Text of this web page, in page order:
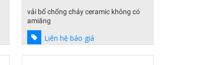
vải bố chống cháy ceramic không có
amiăng
Liên hệ báo giá